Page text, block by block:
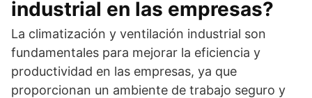
industrial en las empresas?
La climatización y ventilación industrial son
fundamentales para mejorar la eficiencia y
productividad en las empresas, ya que
proporcionan un ambiente de trabajo seguro y